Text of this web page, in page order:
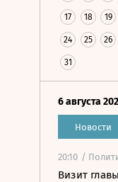
17 18 19
24 25 26
31
6 августа
Новости
20:10 /
Визит